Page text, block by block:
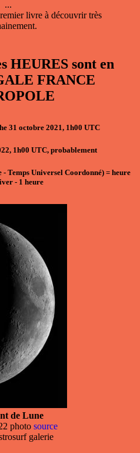
...
livre à découvrir très
HEURES sont en
FRANCE
31 octobre 2021, 1h00 UTC
1h00 UTC, probablement
Temps Universel Coordonné) =heure
- 1 heure
de Lune
photo source
galerie